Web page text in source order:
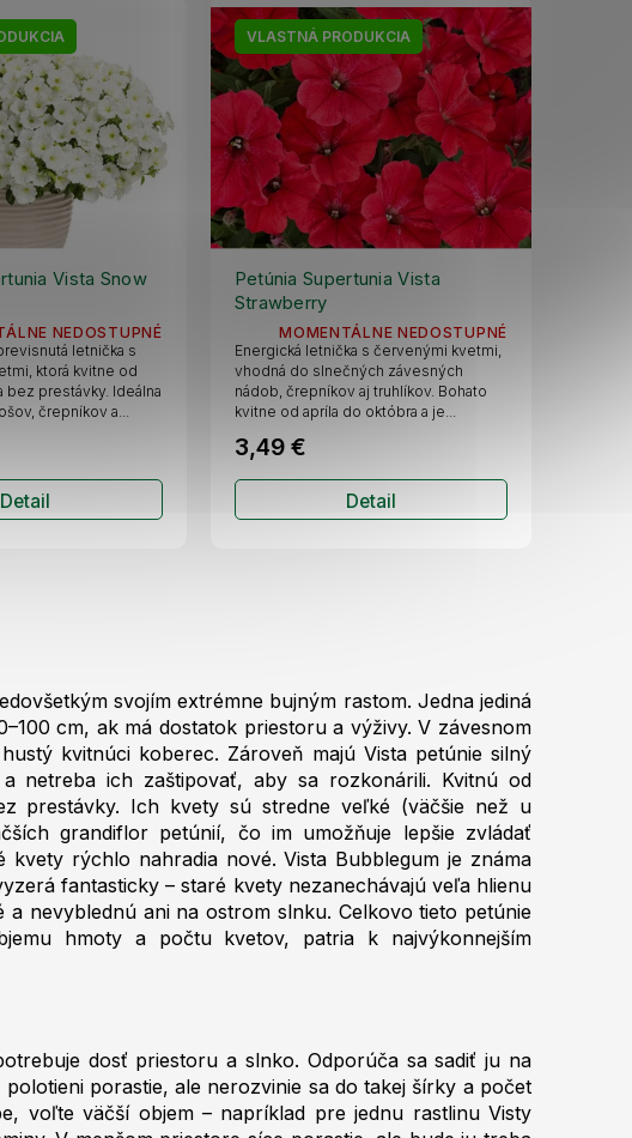
Vista Snow
NEDOSTUPNÉ
Detail
letnička s
ktorá kvitne od
bez prestávky. Ideálna
črepníkov a...
VLASTNÁ PRODUKCIA
Petúnia Supertunia Vista
Strawberry
MOMENTÁLNE NEDOSTUPNÉ
3,49 €
Detail
Energická letnička s červenými kvetmi,
vhodná do slnečných závesných
nádob, črepníkov aj truhlíkov. Bohato
kvitne od apríla do októbra a je...
d
a
c
i
e
p
r
v
k
y
v
svojím extrémne bujným rastom. Jedna jediná
cm, ak má dostatok priestoru a výživy. V závesnom
kvitnúci koberec. Zároveň majú Vista petúnie silný
netreba ich zaštipovať, aby sa rozkonárili. Kvitnú od
prestávky. Ich kvety sú stredne veľké (väčšie než u
grandiflor petúnií, čo im umožňuje lepšie zvládať
kvety rýchlo nahradia nové. Vista Bubblegum je známa
fantasticky – staré kvety nezanechávajú veľa hlienu
nevyblednú ani na ostrom slnku. Celkovo tieto petúnie
hmoty a počtu kvetov, patria k najvýkonnejším
dosť priestoru a slnko. Odporúča sa sadiť ju na
porastie, ale nerozvinie sa do takej šírky a počet
voľte väčší objem – napríklad pre jednu rastlinu Visty